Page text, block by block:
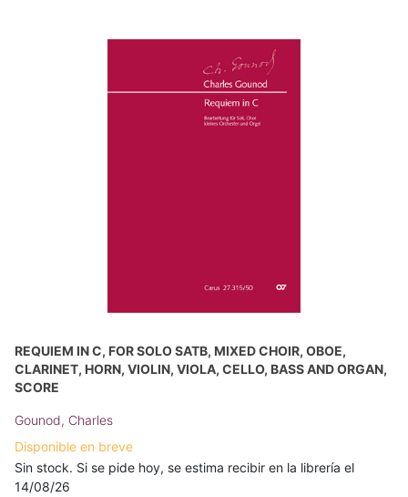
REQUIEM IN C, FOR SOLO SATB, MIXED CHOIR, OBOE,
CLARINET, HORN, VIOLIN, VIOLA, CELLO, BASS AND ORGAN,
SCORE
Gounod, Charles
Disponible en breve
Sin stock. Si se pide hoy, se estima recibir en la librería el
14/08/26